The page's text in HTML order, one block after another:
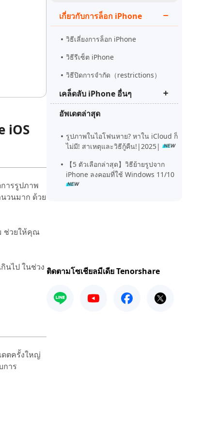
เคล็ดลับเพิ่มเติม
เกี่ยวกับการล็อก iPhone
วิธีเลี่ยงการล็อก iPhone
วิธีรีเซ็ต iPhone
วิธีปิดการจํากัด（restrictions）
เคล็ดลับ iPhone อื่นๆ
Tenorshare ReiBoot Pro crack
วิธีแก้ไอโฟน downgrade iOS ติดที่
แก้ไขหน้าจอไอโฟนเป็นเส้นสีขาว
อัพเดตล่าสุด
รูปภาพในไอโฟนหาย? หาใน iCloud ก็
ไม่มี! สาเหตุและวิธีกู้คืน!|2025|
【5 ตัวเลือกล่าสุด】วิธีย้ายรูปจาก
iPhone ลงคอมที่ใช้ Windows 11/10
ติดตามโซเชียลมีเดีย Tenorshare
iOS
ารรูปภาพ
วนมาก ด้วย
ช่วยให้คุณ
นไป ในช่วง
ดตครั้งใหญ่
การ